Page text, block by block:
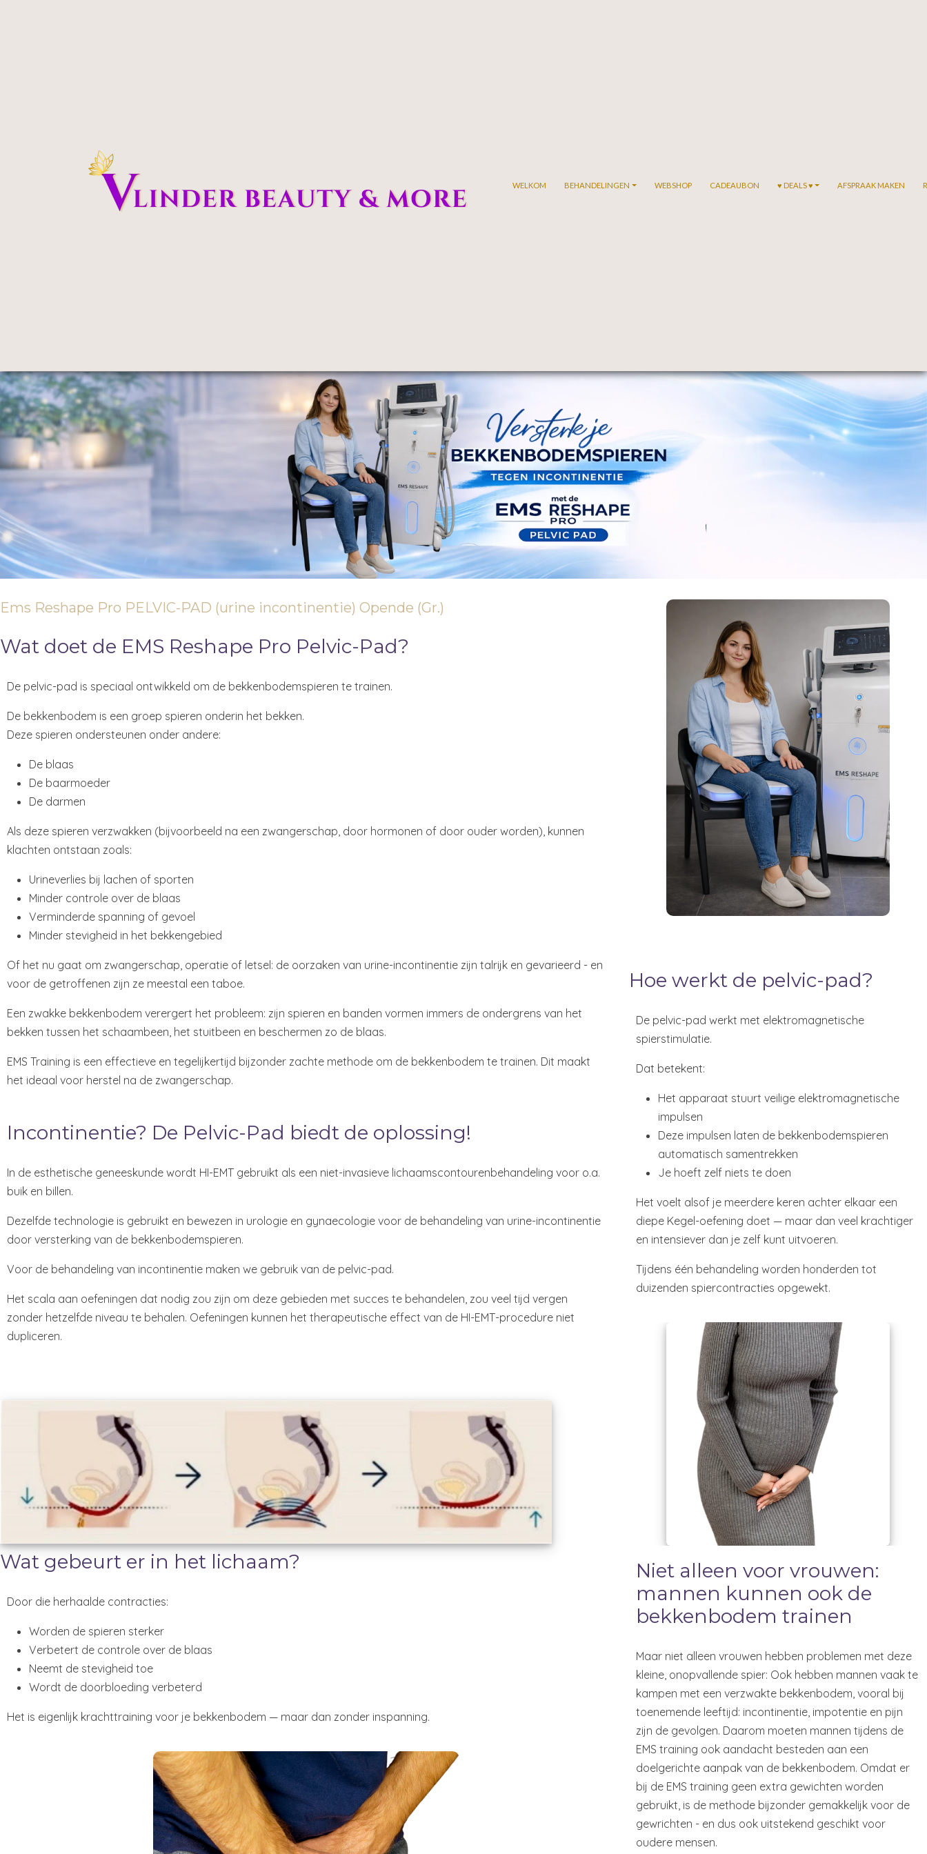
WELKOM BEHANDELINGEN WEBSHOP CADEAUBON ♥ DEALS ♥ AFSPRAAK MAKEN
Ems Reshape Pro PELVIC-PAD (urine incontinentie) Opende (Gr.)
Wat doet de EMS Reshape Pro Pelvic-Pad?
De pelvic-pad is speciaal ontwikkeld om de bekkenbodemspieren te trainen.
De bekkenbodem is een groep spieren onderin het bekken.
Deze spieren ondersteunen onder andere:
De blaas
De baarmoeder
De darmen
Als deze spieren verzwakken (bijvoorbeeld na een zwangerschap, door hormonen of door ouder worden), kunnen
klachten ontstaan zoals:
Urineverlies bij lachen of sporten
Minder controle over de blaas
Verminderde spanning of gevoel
Minder stevigheid in het bekkengebied
Of het nu gaat om zwangerschap, operatie of letsel: de oorzaken van urine-incontinentie zijn talrijk en gevarieerd - en
voor de getroffenen zijn ze meestal een taboe.
Een zwakke bekkenbodem verergert het probleem: zijn spieren en banden vormen immers de ondergrens van het
bekken tussen het schaambeen, het stuitbeen en beschermen zo de blaas.
EMS Training is een effectieve en tegelijkertijd bijzonder zachte methode om de bekkenbodem te trainen. Dit maakt
het ideaal voor herstel na de zwangerschap.
Incontinentie? De Pelvic-Pad biedt de oplossing!
In de esthetische geneeskunde wordt HI-EMT gebruikt als een niet-invasieve lichaamscontourenbehandeling voor o.a.
buik en billen.
Dezelfde technologie is gebruikt en bewezen in urologie en gynaecologie voor de behandeling van urine-incontinentie
door versterking van de bekkenbodemspieren.
Voor de behandeling van incontinentie maken we gebruik van de pelvic-pad.
Het scala aan oefeningen dat nodig zou zijn om deze gebieden met succes te behandelen, zou veel tijd vergen
zonder hetzelfde niveau te behalen. Oefeningen kunnen het therapeutische effect van de HI-EMT-procedure niet
dupliceren.
Wat gebeurt er in het lichaam?
Door die herhaalde contracties:
Worden de spieren sterker
Verbetert de controle over de blaas
Neemt de stevigheid toe
Wordt de doorbloeding verbeterd
Het is eigenlijk krachttraining voor je bekkenbodem — maar dan zonder inspanning.
Hoe werkt de pelvic-pad?
De pelvic-pad werkt met elektromagnetische
spierstimulatie.
Dat betekent:
Het apparaat stuurt veilige elektromagnetische
impulsen
Deze impulsen laten de bekkenbodemspieren
automatisch samentrekken
Je hoeft zelf niets te doen
Het voelt alsof je meerdere keren achter elkaar een
diepe Kegel-oefening doet — maar dan veel krachtiger
en intensiever dan je zelf kunt uitvoeren.
Tijdens één behandeling worden honderden tot
duizenden spiercontracties opgewekt.
Niet alleen voor vrouwen:
mannen kunnen ook de
bekkenbodem trainen
Maar niet alleen vrouwen hebben problemen met deze
kleine, onopvallende spier: Ook hebben mannen vaak te
kampen met een verzwakte bekkenbodem, vooral bij
toenemende leeftijd: incontinentie, impotentie en pijn
zijn de gevolgen. Daarom moeten mannen tijdens de
EMS training ook aandacht besteden aan een
doelgerichte aanpak van de bekkenbodem. Omdat er
bij de EMS training geen extra gewichten worden
gebruikt, is de methode bijzonder gemakkelijk voor de
gewrichten - en dus ook uitstekend geschikt voor
oudere mensen.